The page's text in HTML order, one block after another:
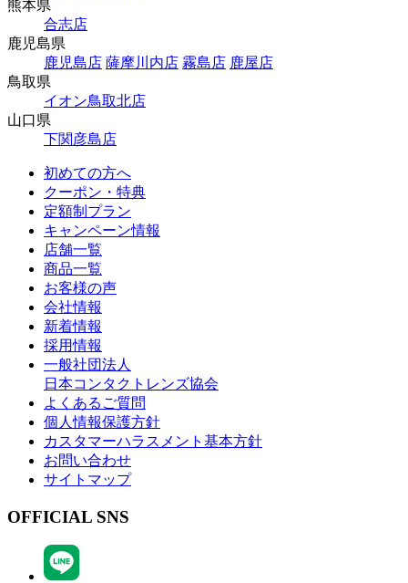
熊本県
合志店
鹿児島県
鹿児島店 薩摩川内店 霧島店 鹿屋店
鳥取県
イオン鳥取北店
山口県
下関彦島店
初めての方へ
クーポン・特典
定額制プラン
キャンペーン情報
店舗一覧
商品一覧
お客様の声
会社情報
新着情報
採用情報
一般社団法人
日本コンタクトレンズ協会
よくあるご質問
個人情報保護方針
カスタマーハラスメント基本方針
お問い合わせ
サイトマップ
OFFICIAL SNS